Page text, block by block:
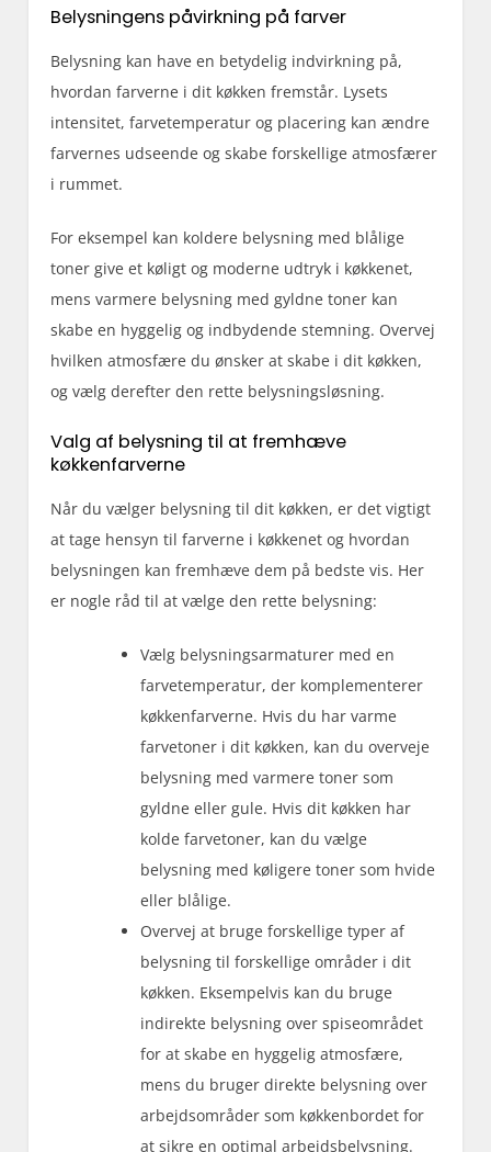
Belysningens påvirkning på farver
Belysning kan have en betydelig indvirkning på,
hvordan farverne i dit køkken fremstår. Lysets
intensitet, farvetemperatur og placering kan ændre
farvernes udseende og skabe forskellige atmosfærer
i rummet.
For eksempel kan koldere belysning med blålige
toner give et køligt og moderne udtryk i køkkenet,
mens varmere belysning med gyldne toner kan
skabe en hyggelig og indbydende stemning. Overvej
hvilken atmosfære du ønsker at skabe i dit køkken,
og vælg derefter den rette belysningsløsning.
Valg af belysning til at fremhæve
køkkenfarverne
Når du vælger belysning til dit køkken, er det vigtigt
at tage hensyn til farverne i køkkenet og hvordan
belysningen kan fremhæve dem på bedste vis. Her
er nogle råd til at vælge den rette belysning:
Vælg belysningsarmaturer med en
farvetemperatur, der komplementerer
køkkenfarverne. Hvis du har varme
farvetoner i dit køkken, kan du overveje
belysning med varmere toner som
gyldne eller gule. Hvis dit køkken har
kolde farvetoner, kan du vælge
belysning med køligere toner som hvide
eller blålige.
Overvej at bruge forskellige typer af
belysning til forskellige områder i dit
køkken. Eksempelvis kan du bruge
indirekte belysning over spiseområdet
for at skabe en hyggelig atmosfære,
mens du bruger direkte belysning over
arbejdsområder som køkkenbordet for
at sikre en optimal arbejdsbelysning.